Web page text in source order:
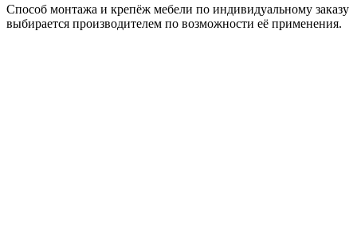
Способ монтажа и крепёж мебели по индивидуальному заказу
выбирается производителем по возможности её применения.